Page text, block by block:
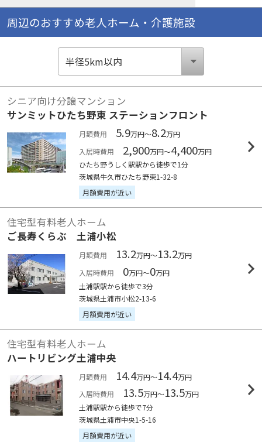
周辺のおすすめ老人ホーム・介護施設
シニア向け分譲マンション
サンミットひたち野東 ステーションフロント
月額費用 5.9万円～8.2万円
入居時費用
2,900万円～4,400万円
ひたち野うしく駅駅から徒歩で1分
茨城県牛久市ひたち野東1-32-8
月額費用が近い
住宅型有料老人ホーム
ご長寿くらぶ 土浦小松
月額費用 13.2万円～13.2万円
入居時費用
0万円～0万円
土浦駅駅から徒歩で3分
茨城県土浦市小松2-13-6
月額費用が近い
住宅型有料老人ホーム
ハートリビング土浦中央
月額費用 14.4万円～14.4万円
入居時費用
13.5万円～13.5万円
土浦駅駅から徒歩で7分
茨城県土浦市中央1-5-16
月額費用が近い